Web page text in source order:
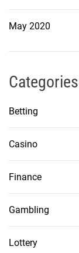
May 2020
Categories
Betting
Casino
Finance
Gambling
Lottery